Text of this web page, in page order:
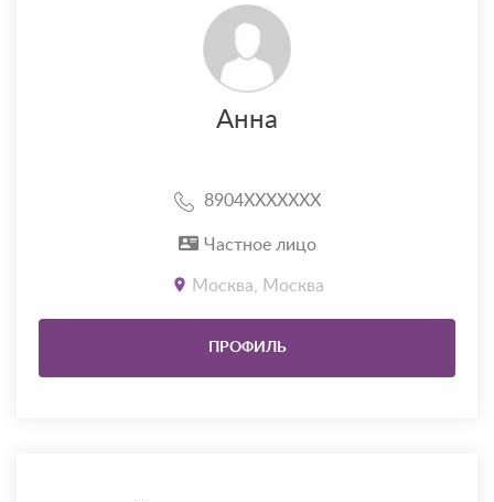
Анна
8904XXXXXXX
Частное лицо
Москва, Москва
ПРОФИЛЬ